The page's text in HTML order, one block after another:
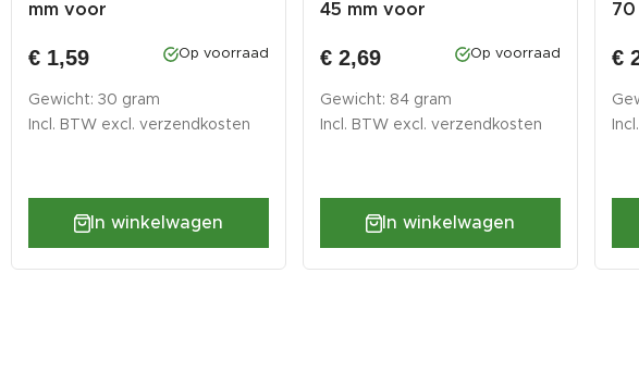
mm voor
€ 1,59 Op voorraad
Gewicht: 30 gram
Incl. BTW excl. verzendkosten
In winkelwagen
45 mm voor
€ 2,69 Op voorraad
Gewicht: 84 gram
Incl. BTW excl. verzendkosten
In winkelwagen
70
€